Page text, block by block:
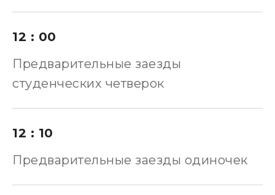
12 : 00
Предварительные заезды
студенческих четверок
12 : 10
Предварительные заезды одиночек